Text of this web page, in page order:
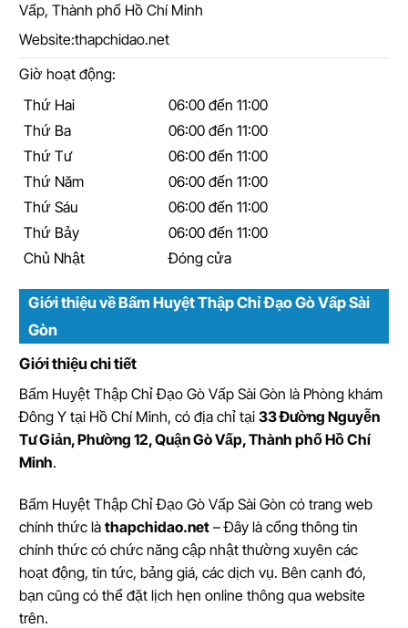
Vấp, Thành phố Hồ Chí Minh
Website:thapchidao.net
Giờ hoạt động:
Thứ Hai
06:00 đến 11:00
Thứ Ba
06:00 đến 11:00
Thứ Tư
06:00 đến 11:00
Thứ Năm
06:00 đến 11:00
Thứ Sáu
06:00 đến 11:00
Thứ Bảy
06:00 đến 11:00
Chủ Nhật
Đóng cửa
Giới thiệu về Bấm Huyệt Thập Chỉ Đạo Gò Vấp Sài
Gòn
Giới thiệu chi tiết
Bấm Huyệt Thập Chỉ Đạo Gò Vấp Sài Gòn là Phòng khám
Đông Y tại Hồ Chí Minh, có địa chỉ tại 33 Đường Nguyễn
Tư Giản, Phường 12, Quận Gò Vấp, Thành phố Hồ Chí
Minh.
Bấm Huyệt Thập Chỉ Đạo Gò Vấp Sài Gòn có trang web
chính thức là thapchidao.net – Đây là cổng thông tin
chính thức có chức năng cập nhật thường xuyên các
hoạt động, tin tức, bảng giá, các dịch vụ. Bên cạnh đó,
bạn cũng có thể đặt lịch hẹn online thông qua website
trên.